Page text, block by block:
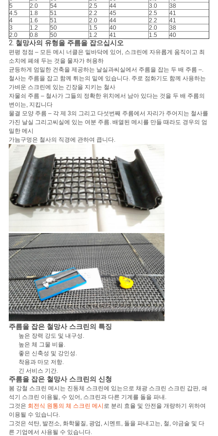
5
2.0 54 2.5 44 3.0
38
4.5
1.8 51 2.2 45 2.5
41
4
1.6 51 2.0 44 2.2
41
3
1.2 50 1.5 40 2.0
38
2.0
0.8 50 1.2 41 1.5 40
2. 철망사의 유형을 주름을 잡으십시오
편평 정점 – 모든 메시 너클은 밑바닥에 있어, 스크린에 자유롭게 움직이고 최
소치에 폐쇄 두는 것을 물자가 허용하
균등하게 엄밀한 건축을 제공하는 날실과씨실에서 주름을 잡는 두 배 주름 –.
철사는 주름을 잡고 함께 튀는의 밑에 있습니다. 주로 점화기도 함께 사용하는
가벼운 스크린에 있는 긴장을 지키는 철사
자물쇠 주름 – 철사가 그들의 정확한 위치에서 남아 있다는 것을 두 배 주름의
변이는, 지킵니다
물결 모양 주름 – 각 제 3의 그리고 다섯번째 주름에서 자리가 주어지는 철사를
가진 날실 그리고씨실에 있는 여분 주름. 배열된 메시를 만들 때라도 경우의 엄
밀한 메시
가늠구멍은 철사의 직경에 관하여 큽니다.
주름을 잡은 철망사 스크린의 특징
높은 장력 강도 및 내구성.
높은 체 그물 비율.
좋은 신축성 및 강인성.
착용과 마모 저항.
긴 서비스 기간.
주름을 잡은 철망사 스크린의 신청
봄 강철 스크린 메시는 진동체 스크린에 있는으로 채광 스크린 스크린 갑판, 쇄
석기 스크린 이용될, 수 있어, 스크린과 다른 기계를 돌을 파내.
그것은 회전식 원통의 체 스크린 메시 로 분리 효율 및 안전을 개량하기 위하여
이용될 수 있습니다.
그것은 석탄, 발전소, 화학물질, 광업, 시멘트, 돌을 파내고는, 철, 야금술 및 다
른 기업에서 사용될 수 있습니다.